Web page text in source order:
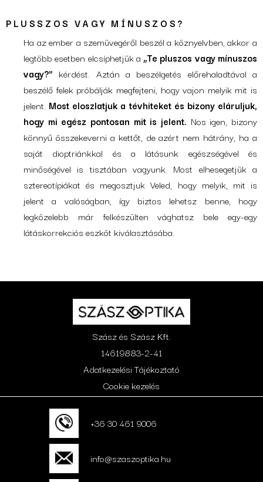
PLUSSZOS VAGY MÍNUSZOS?
Ha az ember a szemüvegéről beszél a köznyelvben, akkor a
legtöbb esetben elcsíphetjük a „Te pluszos vagy mínuszos
vagy?” kérdést. Aztán a beszélgetés előrehaladtával a
beszélő felek próbálják megfejteni, hogy vajon melyik mit is
jelent. Most eloszlatjuk a tévhiteket és bizony eláruljuk,
hogy mi egész pontosan mit is jelent. Nos igen, bizony
könnyű összekeverni a kettőt, de azért nem hátrány, ha a
saját dioptriánkkal és a látásunk egészségével és
minőségével is tisztában vagyunk. Most elhesegetjük a
sztereotípiákat és megosztjuk Veled, hogy melyik, mit is
jelent a valóságban, így biztos lehetsz benne, hogy
legközelebb már felkészülten vághatsz bele egy-egy
látáskorrekciós eszköt kiválasztásába.
Szász és Szász Kft.
14619883-2-41
Adatkezelési Tájékoztató
Cookie kezelés
+36 30 461 9006
info@szaszoptika.hu